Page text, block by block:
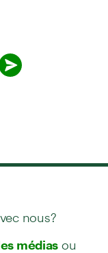
nous?
médias ou